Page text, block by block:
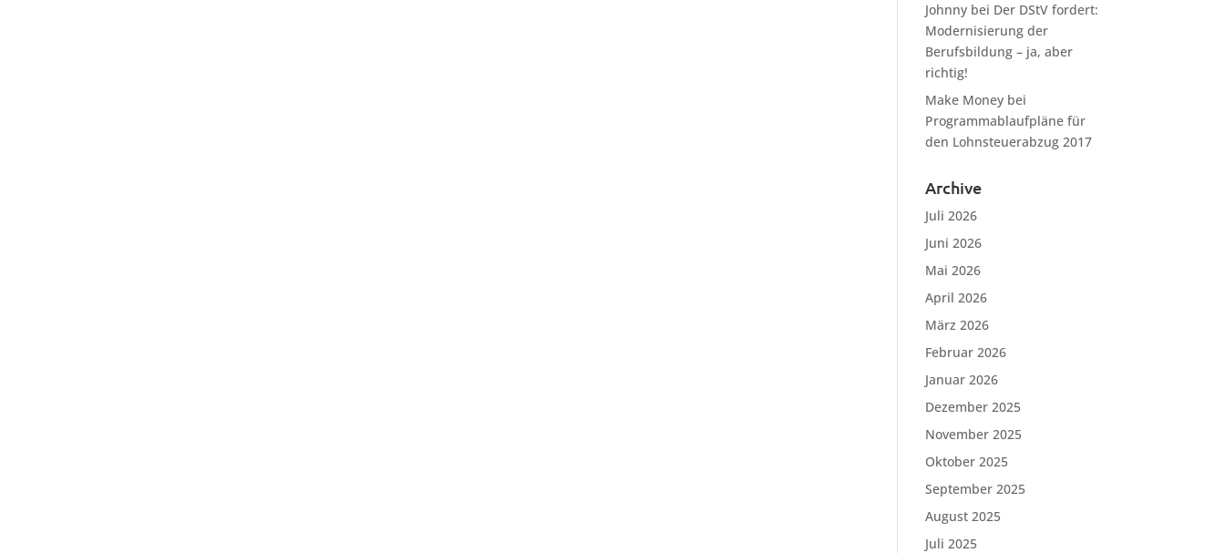
Johnny bei Der DStV fordert:
Modernisierung der
Berufsbildung – ja, aber
richtig!
Make Money bei
Programmablaufpläne für
den Lohnsteuerabzug 2017
Archive
Juli 2026
Juni 2026
Mai 2026
April 2026
März 2026
Februar 2026
Januar 2026
Dezember 2025
November 2025
Oktober 2025
September 2025
August 2025
Juli 2025